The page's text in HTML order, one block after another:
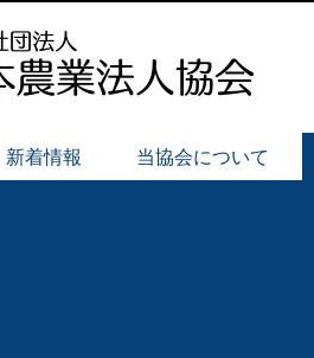
新着情報 当協会について